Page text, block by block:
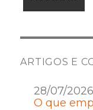
ARTIGOS E
28/07/
O que